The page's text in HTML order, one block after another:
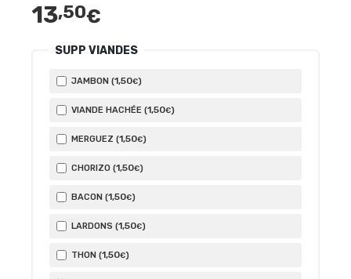
13,50€
SUPP VIANDES
JAMBON (1,50€)
VIANDE HACHÉE (1,50€)
MERGUEZ (1,50€)
CHORIZO (1,50€)
BACON (1,50€)
LARDONS (1,50€)
THON (1,50€)